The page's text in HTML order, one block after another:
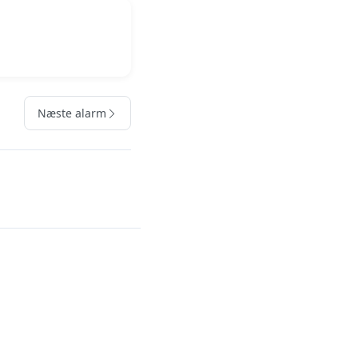
Næste alarm